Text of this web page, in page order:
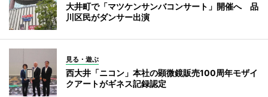
大井町で「マツケンサンバコンサート」開催へ 品
川区民がダンサー出演
見る・遊ぶ
西大井「ニコン」本社の顕微鏡販売100周年モザイ
クアートがギネス記録認定